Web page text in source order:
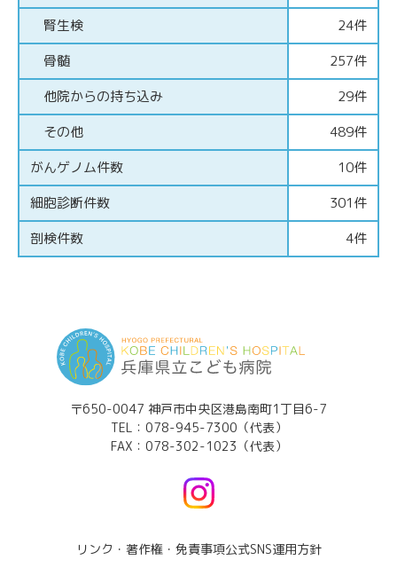
腎生検
24件
骨髄
257件
他院からの持ち込み
29件
その他
489件
がんゲノム件数
10件
細胞診断件数
301件
剖検件数
4件
〒650-0047 神戸市中央区港島南町1丁目6-7
TEL： 078-945-7300（代表）
FAX：078-302-1023（代表）
リンク・著作権・免責事項公式SNS運用方針